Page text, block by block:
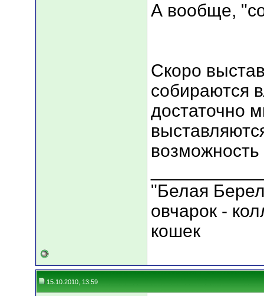
А вообще,
Скоро
собираются
достаточно
"Белая
овчарок -
кошек
15.10.2010, 13:59